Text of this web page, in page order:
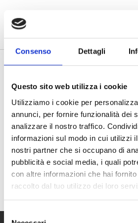
Consenso Dettagli
Questo sito web utilizza i cookie
Utilizziamo i cookie per
annunci, per fornire funzionalità dei
analizzare il nostro traffico.
informazioni sul modo in cui utilizzi
nostri partner che si occupano di
pubblicità e social media, i quali
con altre informazioni che hai
raccolto dal tuo utilizzo dei loro
Selezione
Vai al contenuto principale
description PASIANO - Carta della
1.06MB - PDF